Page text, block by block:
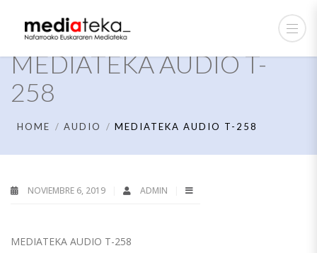
MEDIATEKA AUDIO T-
258
HOME AUDIO MEDIATEKA AUDIO T-258
NOVIEMBRE 6, 2019 ADMIN
MEDIATEKA AUDIO T-258